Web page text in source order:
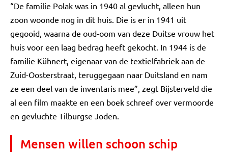
“De familie Polak was in 1940 al gevlucht, alleen hun
zoon woonde nog in dit huis. Die is er in 1941 uit
gegooid, waarna de oud-oom van deze Duitse vrouw het
huis voor een laag bedrag heeft gekocht. In 1944 is de
familie Kühnert, eigenaar van de textielfabriek aan de
Zuid-Oosterstraat, teruggegaan naar Duitsland en nam
ze een deel van de inventaris mee”, zegt Bijsterveld die
al een film maakte en een boek schreef over vermoorde
en gevluchte Tilburgse Joden.
Mensen willen schoon schip